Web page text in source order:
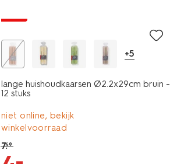
+5
lange huishoudkaarsen Ø2.2x29cm bruin -
12 stuks
niet online, bekijk
winkelvoorraad
7.49